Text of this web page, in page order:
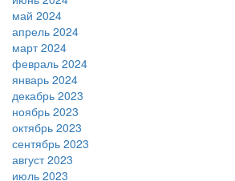
май 2024
апрель 2024
март 2024
февраль 2024
январь 2024
декабрь 2023
ноябрь 2023
октябрь 2023
сентябрь 2023
август 2023
июль 2023